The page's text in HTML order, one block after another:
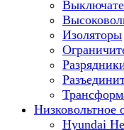
Изоляторы
Низковольтное
Hyundai